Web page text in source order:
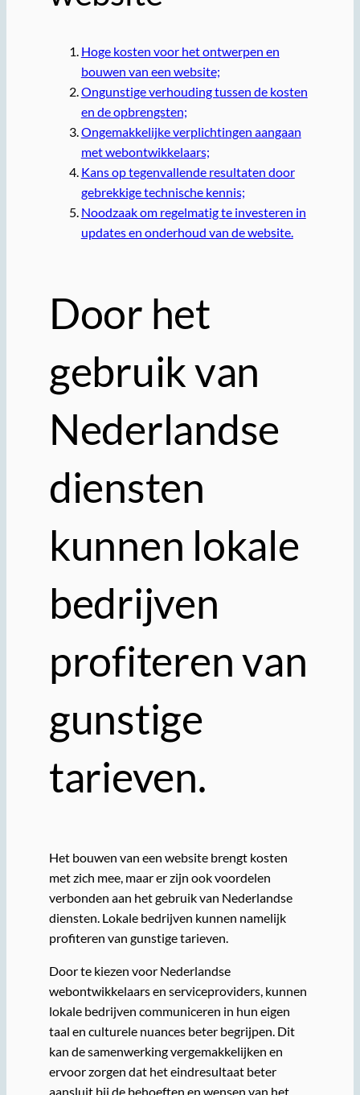
Hoge kosten voor het ontwerpen en
bouwen van een website;
Ongunstige verhouding tussen de kosten
en de opbrengsten;
Ongemakkelijke verplichtingen aangaan
met webontwikkelaars;
Kans op tegenvallende resultaten door
gebrekkige technische kennis;
Noodzaak om regelmatig te investeren in
updates en onderhoud van de website.
Door het
gebruik van
Nederlandse
diensten
kunnen lokale
bedrijven
profiteren van
gunstige
tarieven.
Het bouwen van een website brengt kosten
met zich mee, maar er zijn ook voordelen
verbonden aan het gebruik van Nederlandse
diensten. Lokale bedrijven kunnen namelijk
profiteren van gunstige tarieven.
Door te kiezen voor Nederlandse
webontwikkelaars en serviceproviders, kunnen
lokale bedrijven communiceren in hun eigen
taal en culturele nuances beter begrijpen. Dit
kan de samenwerking vergemakkelijken en
ervoor zorgen dat het eindresultaat beter
aansluit bij de behoeften en wensen van het